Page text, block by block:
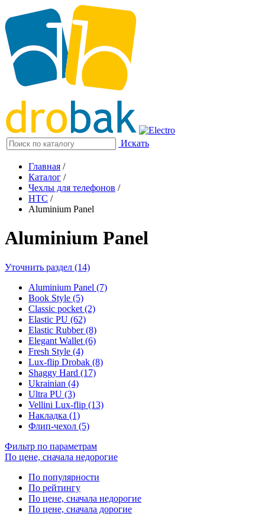
Искать
Главная /
Каталог /
Чехлы для телефонов /
HTC /
Aluminium Panel
Aluminium Panel
Уточнить раздел (14)
Aluminium Panel (7)
Book Style (5)
Classic pocket (2)
Elastic PU (62)
Elastic Rubber (8)
Elegant Wallet (6)
Fresh Style (4)
Lux-flip Drobak (8)
Shaggy Hard (17)
Ukrainian (4)
Ultra PU (3)
Vellini Lux-flip (13)
Накладка (1)
Флип-чехол (5)
Фильтр по параметрам
По цене, сначала недорогие
По популярности
По рейтингу
По цене, сначала недорогие
По цене, сначала дорогие